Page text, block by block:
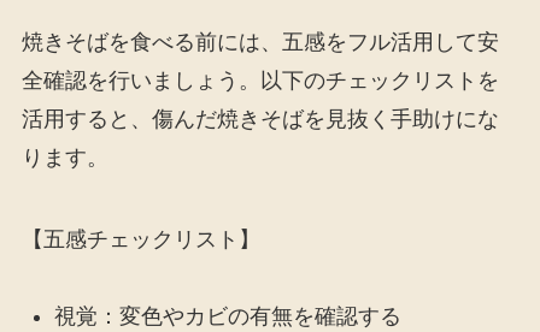
焼きそばを食べる前には、五感をフル活用して安
全確認を行いましょう。以下のチェックリストを
活用すると、傷んだ焼きそばを見抜く手助けにな
ります。
【五感チェックリスト】
視覚：変色やカビの有無を確認する